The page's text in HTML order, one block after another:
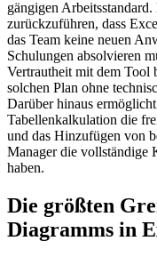
gängigen
zurückzuführen, dass
das Team keine neuen
Schulungen absolvieren
Vertrautheit mit dem Tool
solchen Plan ohne
Darüber hinaus
Tabellenkalkulation die
und das Hinzufügen von
Manager die vollständige
haben.
Die größten
Diagramms in